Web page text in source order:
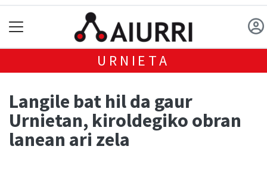
URNIETA
Langile bat hil da gaur
Urnietan, kiroldegiko obran
lanean ari zela